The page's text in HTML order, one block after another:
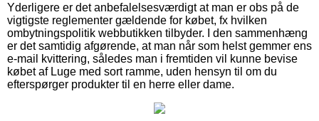
Yderligere er det anbefalelsesværdigt at man er obs på de
vigtigste reglementer gældende for købet, fx hvilken
ombytningspolitik webbutikken tilbyder. I den sammenhæng
er det samtidig afgørende, at man når som helst gemmer ens
e-mail kvittering, således man i fremtiden vil kunne bevise
købet af Luge med sort ramme, uden hensyn til om du
efterspørger produkter til en herre eller dame.